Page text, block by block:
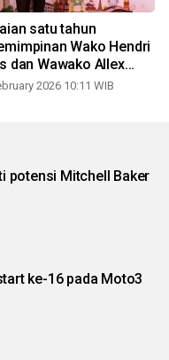
satu tahun
Wako Hendri
dan Wawako Allex
2026 10:11 WIB
potensi Mitchell Baker
ke-16 pada Moto3